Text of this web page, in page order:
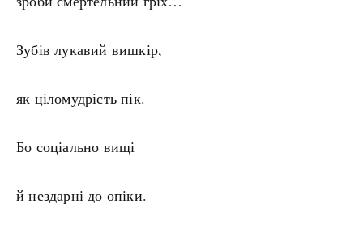
Зубів лукавий вишкір,
як ціломудрість пік.
Бо соціально вищі
й нездарні до опіки.